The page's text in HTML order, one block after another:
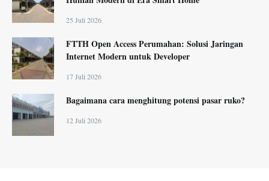
25 Juli 2026
FTTH Open Access Perumahan: Solusi Jaringan
Internet Modern untuk Developer
17 Juli 2026
Bagaimana cara menghitung potensi pasar ruko?
12 Juli 2026